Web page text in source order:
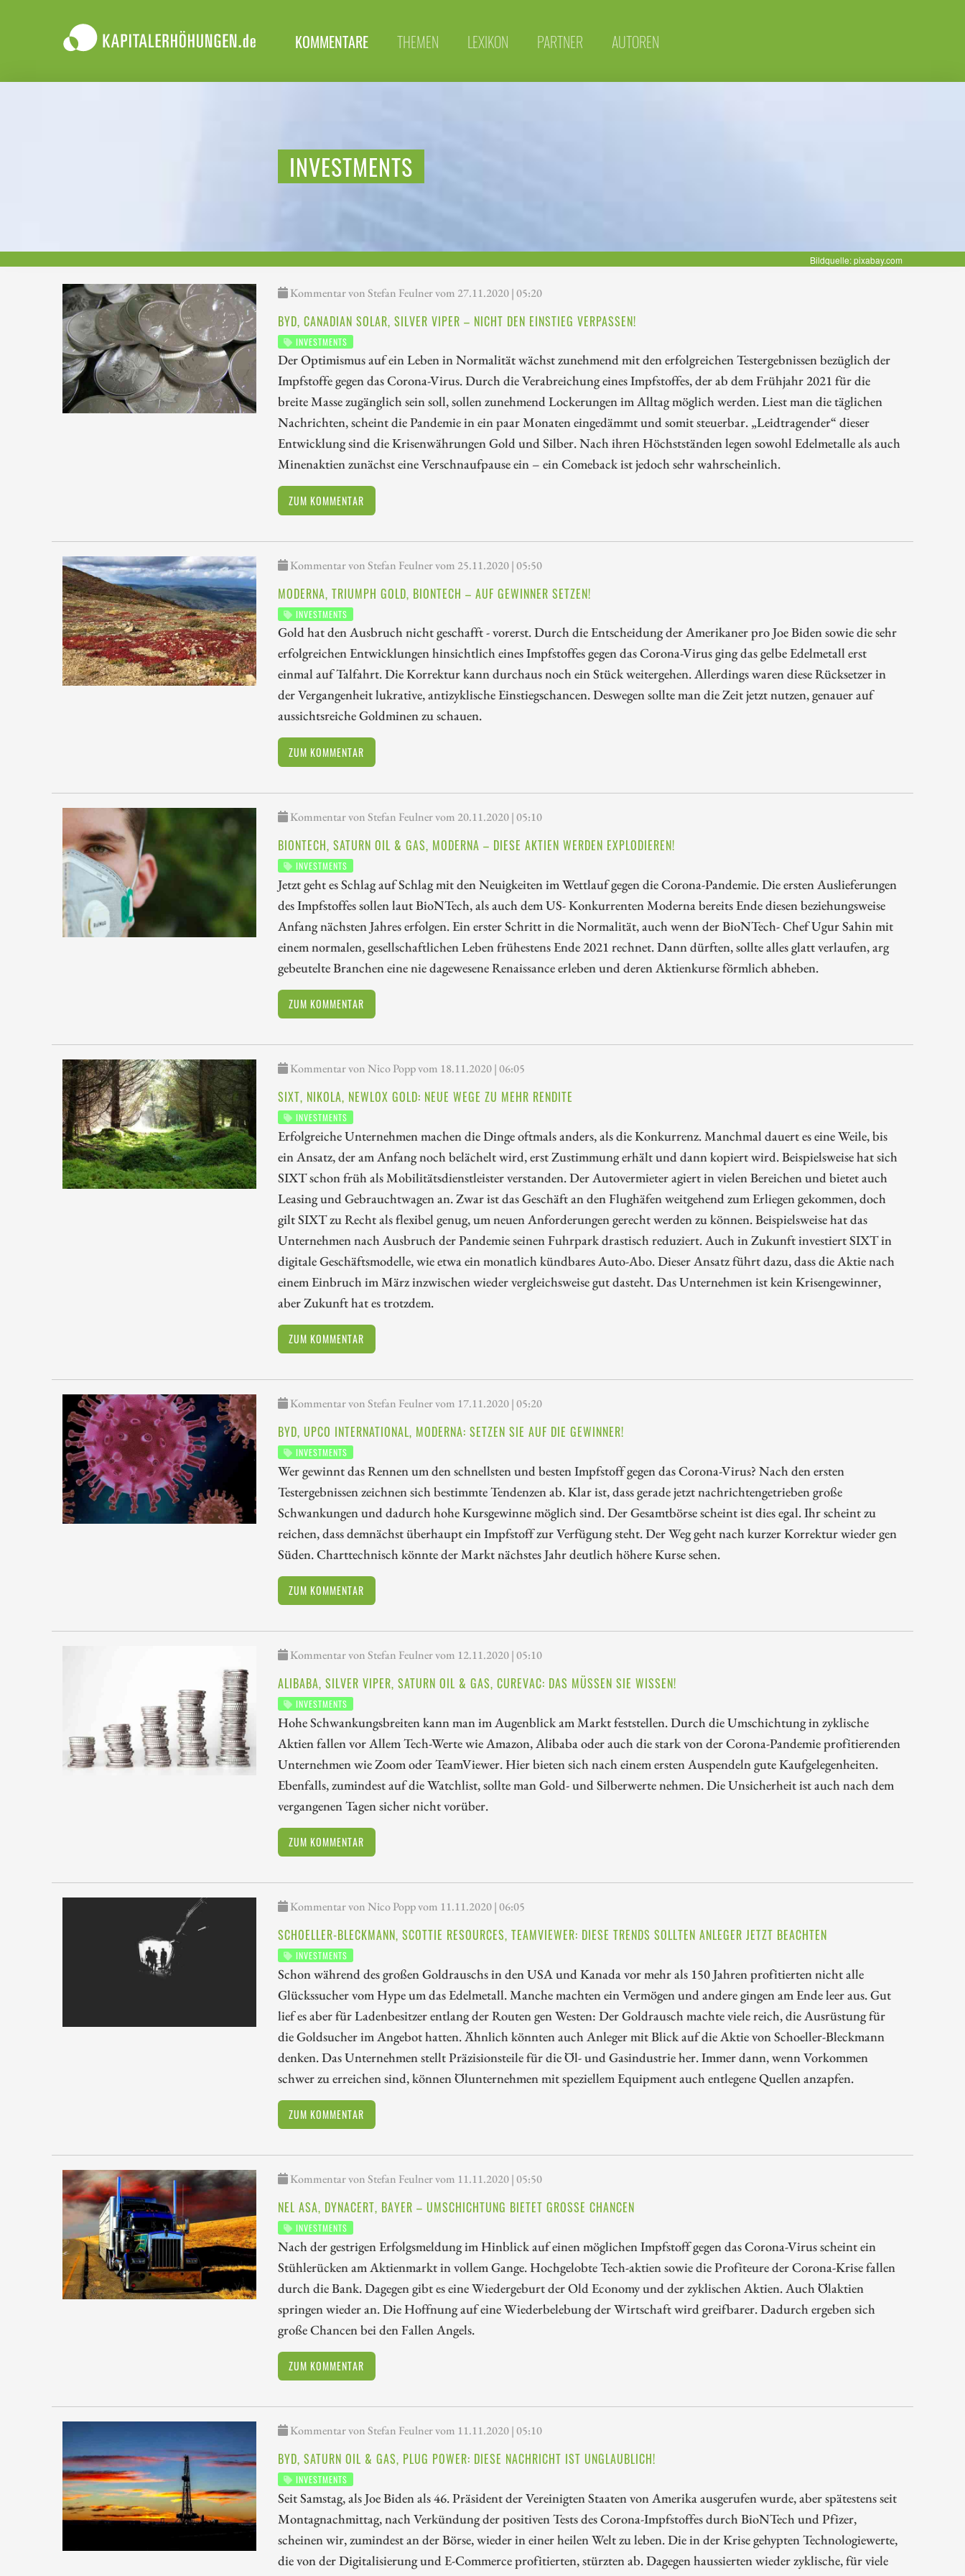
KOMMENTARE THEMEN LEXIKON PARTNER AUTOREN
INVESTMENTS
Bildquelle: pixabay.com
Kommentar von Stefan Feulner vom 27.11.2020 | 05:20
BYD, CANADIAN SOLAR, SILVER VIPER – NICHT DEN EINSTIEG VERPASSEN!
INVESTMENTS
Der Optimismus auf ein Leben in Normalität wächst zunehmend mit den erfolgreichen Testergebnissen bezüglich der
Impfstoffe gegen das Corona-Virus. Durch die Verabreichung eines Impfstoffes, der ab dem Frühjahr 2021 für die
breite Masse zugänglich sein soll, sollen zunehmend Lockerungen im Alltag möglich werden. Liest man die täglichen
Nachrichten, scheint die Pandemie in ein paar Monaten eingedämmt und somit steuerbar. „Leidtragender“ dieser
Entwicklung sind die Krisenwährungen Gold und Silber. Nach ihren Höchstständen legen sowohl Edelmetalle als auch
Minenaktien zunächst eine Verschnaufpause ein – ein Comeback ist jedoch sehr wahrscheinlich.
ZUM KOMMENTAR
Kommentar von Stefan Feulner vom 25.11.2020 | 05:50
MODERNA, TRIUMPH GOLD, BIONTECH – AUF GEWINNER SETZEN!
INVESTMENTS
Gold hat den Ausbruch nicht geschafft - vorerst. Durch die Entscheidung der Amerikaner pro Joe Biden sowie die sehr
erfolgreichen Entwicklungen hinsichtlich eines Impfstoffes gegen das Corona-Virus ging das gelbe Edelmetall erst
einmal auf Talfahrt. Die Korrektur kann durchaus noch ein Stück weitergehen. Allerdings waren diese Rücksetzer in
der Vergangenheit lukrative, antizyklische Einstiegschancen. Deswegen sollte man die Zeit jetzt nutzen, genauer auf
aussichtsreiche Goldminen zu schauen.
ZUM KOMMENTAR
Kommentar von Stefan Feulner vom 20.11.2020 | 05:10
BIONTECH, SATURN OIL & GAS, MODERNA – DIESE AKTIEN WERDEN EXPLODIEREN!
INVESTMENTS
Jetzt geht es Schlag auf Schlag mit den Neuigkeiten im Wettlauf gegen die Corona-Pandemie. Die ersten Auslieferungen
des Impfstoffes sollen laut BioNTech, als auch dem US- Konkurrenten Moderna bereits Ende diesen beziehungsweise
Anfang nächsten Jahres erfolgen. Ein erster Schritt in die Normalität, auch wenn der BioNTech- Chef Ugur Sahin mit
einem normalen, gesellschaftlichen Leben frühestens Ende 2021 rechnet. Dann dürften, sollte alles glatt verlaufen, arg
gebeutelte Branchen eine nie dagewesene Renaissance erleben und deren Aktienkurse förmlich abheben.
ZUM KOMMENTAR
Kommentar von Nico Popp vom 18.11.2020 | 06:05
SIXT, NIKOLA, NEWLOX GOLD: NEUE WEGE ZU MEHR RENDITE
INVESTMENTS
Erfolgreiche Unternehmen machen die Dinge oftmals anders, als die Konkurrenz. Manchmal dauert es eine Weile, bis
ein Ansatz, der am Anfang noch belächelt wird, erst Zustimmung erhält und dann kopiert wird. Beispielsweise hat sich
SIXT schon früh als Mobilitätsdienstleister verstanden. Der Autovermieter agiert in vielen Bereichen und bietet auch
Leasing und Gebrauchtwagen an. Zwar ist das Geschäft an den Flughäfen weitgehend zum Erliegen gekommen, doch
gilt SIXT zu Recht als flexibel genug, um neuen Anforderungen gerecht werden zu können. Beispielsweise hat das
Unternehmen nach Ausbruch der Pandemie seinen Fuhrpark drastisch reduziert. Auch in Zukunft investiert SIXT in
digitale Geschäftsmodelle, wie etwa ein monatlich kündbares Auto-Abo. Dieser Ansatz führt dazu, dass die Aktie nach
einem Einbruch im März inzwischen wieder vergleichsweise gut dasteht. Das Unternehmen ist kein Krisengewinner,
aber Zukunft hat es trotzdem.
ZUM KOMMENTAR
Kommentar von Stefan Feulner vom 17.11.2020 | 05:20
BYD, UPCO INTERNATIONAL, MODERNA: SETZEN SIE AUF DIE GEWINNER!
INVESTMENTS
Wer gewinnt das Rennen um den schnellsten und besten Impfstoff gegen das Corona-Virus? Nach den ersten
Testergebnissen zeichnen sich bestimmte Tendenzen ab. Klar ist, dass gerade jetzt nachrichtengetrieben große
Schwankungen und dadurch hohe Kursgewinne möglich sind. Der Gesamtbörse scheint ist dies egal. Ihr scheint zu
reichen, dass demnächst überhaupt ein Impfstoff zur Verfügung steht. Der Weg geht nach kurzer Korrektur wieder gen
Süden. Charttechnisch könnte der Markt nächstes Jahr deutlich höhere Kurse sehen.
ZUM KOMMENTAR
Kommentar von Stefan Feulner vom 12.11.2020 | 05:10
ALIBABA, SILVER VIPER, SATURN OIL & GAS, CUREVAC: DAS MÜSSEN SIE WISSEN!
INVESTMENTS
Hohe Schwankungsbreiten kann man im Augenblick am Markt feststellen. Durch die Umschichtung in zyklische
Aktien fallen vor Allem Tech-Werte wie Amazon, Alibaba oder auch die stark von der Corona-Pandemie profitierenden
Unternehmen wie Zoom oder TeamViewer. Hier bieten sich nach einem ersten Auspendeln gute Kaufgelegenheiten.
Ebenfalls, zumindest auf die Watchlist, sollte man Gold- und Silberwerte nehmen. Die Unsicherheit ist auch nach dem
vergangenen Tagen sicher nicht vorüber.
ZUM KOMMENTAR
Kommentar von Nico Popp vom 11.11.2020 | 06:05
SCHOELLER-BLECKMANN, SCOTTIE RESOURCES, TEAMVIEWER: DIESE TRENDS SOLLTEN ANLEGER JETZT BEACHTEN
INVESTMENTS
Schon während des großen Goldrauschs in den USA und Kanada vor mehr als 150 Jahren profitierten nicht alle
Glückssucher vom Hype um das Edelmetall. Manche machten ein Vermögen und andere gingen am Ende leer aus. Gut
lief es aber für Ladenbesitzer entlang der Routen gen Westen: Der Goldrausch machte viele reich, die Ausrüstung für
die Goldsucher im Angebot hatten. Ähnlich könnten auch Anleger mit Blick auf die Aktie von Schoeller-Bleckmann
denken. Das Unternehmen stellt Präzisionsteile für die Öl- und Gasindustrie her. Immer dann, wenn Vorkommen
schwer zu erreichen sind, können Ölunternehmen mit speziellem Equipment auch entlegene Quellen anzapfen.
ZUM KOMMENTAR
Kommentar von Stefan Feulner vom 11.11.2020 | 05:50
NEL ASA, DYNACERT, BAYER – UMSCHICHTUNG BIETET GROSSE CHANCEN
INVESTMENTS
Nach der gestrigen Erfolgsmeldung im Hinblick auf einen möglichen Impfstoff gegen das Corona-Virus scheint ein
Stühlerücken am Aktienmarkt in vollem Gange. Hochgelobte Tech-aktien sowie die Profiteure der Corona-Krise fallen
durch die Bank. Dagegen gibt es eine Wiedergeburt der Old Economy und der zyklischen Aktien. Auch Ölaktien
springen wieder an. Die Hoffnung auf eine Wiederbelebung der Wirtschaft wird greifbarer. Dadurch ergeben sich
große Chancen bei den Fallen Angels.
ZUM KOMMENTAR
Kommentar von Stefan Feulner vom 11.11.2020 | 05:10
BYD, SATURN OIL & GAS, PLUG POWER: DIESE NACHRICHT IST UNGLAUBLICH!
INVESTMENTS
Seit Samstag, als Joe Biden als 46. Präsident der Vereinigten Staaten von Amerika ausgerufen wurde, aber spätestens seit
Montagnachmittag, nach Verkündung der positiven Tests des Corona-Impfstoffes durch BioNTech und Pfizer,
scheinen wir, zumindest an der Börse, wieder in einer heilen Welt zu leben. Die in der Krise gehypten Technologiewerte,
die von der Digitalisierung und E-Commerce profitierten, stürzten ab. Dagegen haussierten wieder zyklische, für viele